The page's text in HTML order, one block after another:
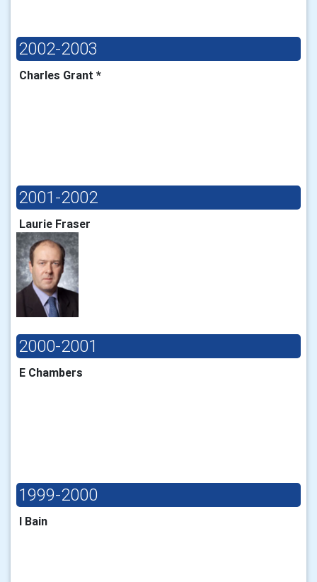
2002-2003
Charles Grant *
2001-2002
Laurie Fraser
2000-2001
E Chambers
1999-2000
I Bain